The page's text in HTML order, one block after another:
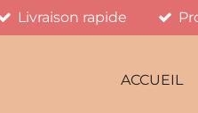
Livraison rapide
ACCUEIL